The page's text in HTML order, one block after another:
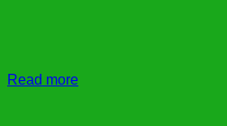
Read more